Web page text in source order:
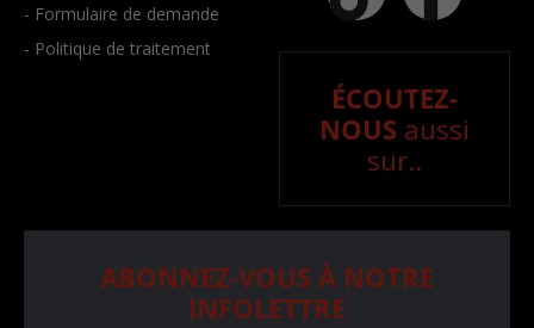
- Formulaire de demande
- Politique de traitement
ÉCOUTEZ-
NOUS aussi
sur..
ABONNEZ-VOUS À NOTRE
INFOLETTRE